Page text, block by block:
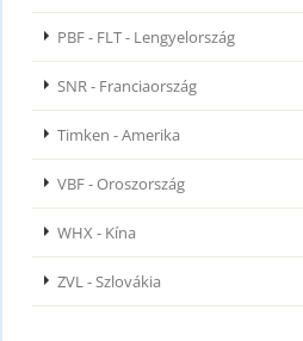
PBF - FLT - Lengyelország
SNR - Franciaország
Timken - Amerika
VBF - Oroszország
WHX - Kína
ZVL - Szlovákia